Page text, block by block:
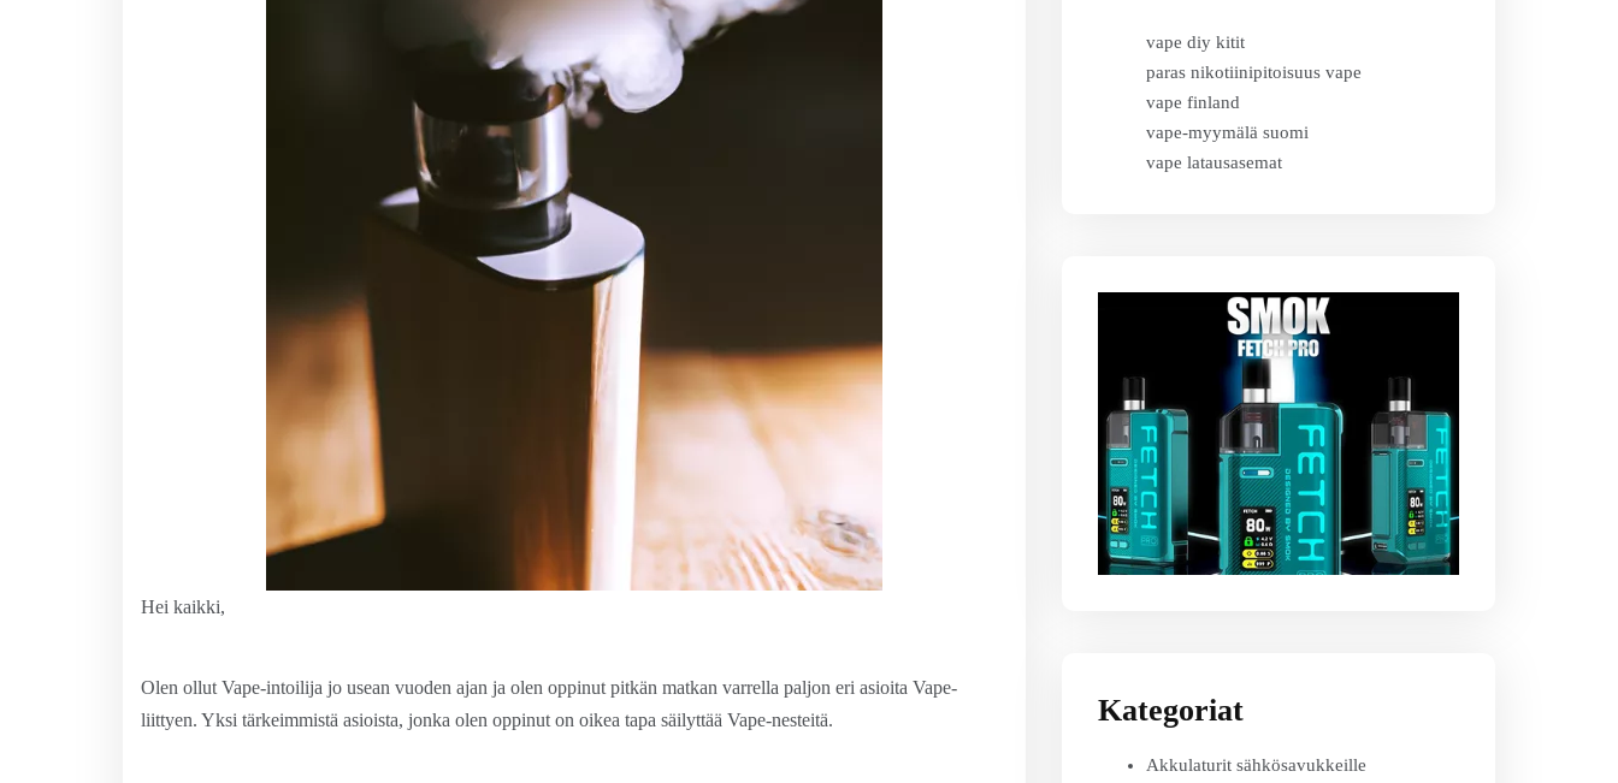
Hei kaikki,
Olen ollut Vape-intoilija jo usean vuoden ajan ja olen oppinut pitkän matkan varrella paljon eri asioita Vape-
liittyen. Yksi tärkeimmistä asioista, jonka olen oppinut on oikea tapa säilyttää Vape-nesteitä.
vape diy kitit
paras nikotiinipitoisuus vape
vape finland
vape-myymälä suomi
vape latausasemat
Kategoriat
Akkulaturit sähkösavukkeille